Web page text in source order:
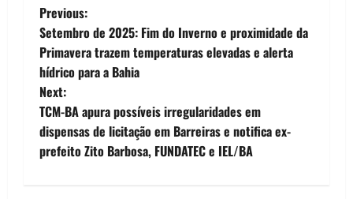
P
o
s
t
n
Previous:
Setembro de 2025: Fim do Inverno e proximidade da
Primavera trazem temperaturas elevadas e alerta
hídrico para a Bahia
Next:
TCM-BA apura possíveis irregularidades em
dispensas de licitação em Barreiras e notifica ex-
prefeito Zito Barbosa, FUNDATEC e IEL/BA